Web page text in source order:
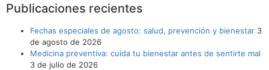
Publicaciones recientes
Fechas especiales de agosto: salud, prevención y bienestar 3
de agosto de 2026
Medicina preventiva: cuida tu bienestar antes de sentirte mal
3 de julio de 2026